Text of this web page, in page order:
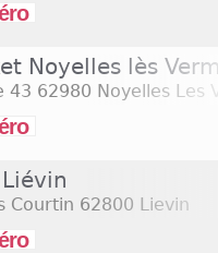
Noyelles lès
43 62980 Noyelles Les
Courtin 62800 Lievin